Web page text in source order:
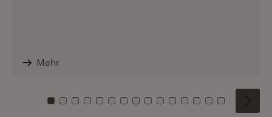
Mehr
Zu Kachel: 0
Zu Kachel: 1
Zu Kachel: 2
Zu Kachel: 3
Zu Kachel: 4
Zu Kachel: 5
Zu Kachel: 6
Zu Kachel: 7
Zu Kachel: 8
Zu Kachel: 9
Zu Kachel: 10
Zu Kachel: 11
Zu Kachel: 12
Zu Kachel:
Zu